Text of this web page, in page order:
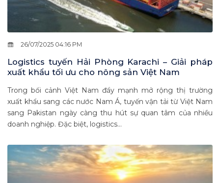
26/07/2025 04:16 PM
Logistics tuyến Hải Phòng Karachi – Giải pháp
xuất khẩu tối ưu cho nông sản Việt Nam
Trong bối cảnh Việt Nam đẩy mạnh mở rộng thị trường
xuất khẩu sang các nước Nam Á, tuyến vận tải từ Việt Nam
sang Pakistan ngày càng thu hút sự quan tâm của nhiều
doanh nghiệp. Đặc biệt, logistics...